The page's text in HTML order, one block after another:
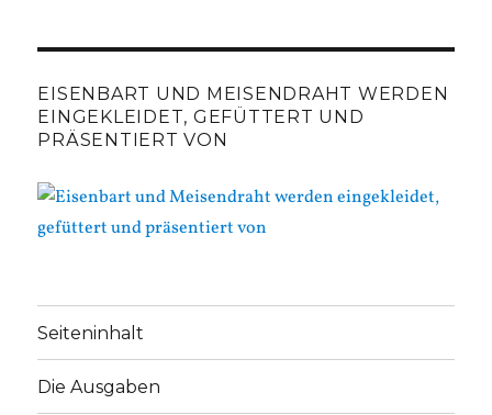
EISENBART UND MEISENDRAHT WERDEN
EINGEKLEIDET, GEFÜTTERT UND
PRÄSENTIERT VON
Seiteninhalt
Die Ausgaben